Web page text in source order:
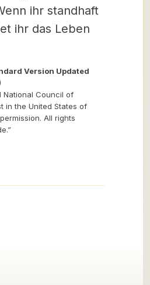
ihr standhaft
ihr das Leben
Version Updated
National Council of
in the United States of
All rights